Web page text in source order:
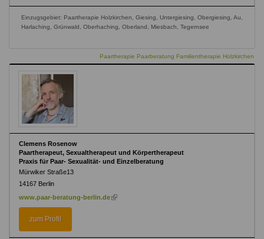
Einzugsgebiet: Paartherapie Holzkirchen, Giesing, Untergiesing, Obergiesing, Au,
Harlaching, Grünwald, Oberhaching, Oberland, Miesbach, Tegernsee
Paartherapie Paarberatung Familientherapie Holzkirchen
Clemens Rosenow
Paartherapeut, Sexualtherapeut und Körpertherapeut
Praxis für Paar- Sexualität- und Einzelberatung
Mürwiker Straße13
14167 Berlin
www.paar-beratung-berlin.de (link
zum Profil